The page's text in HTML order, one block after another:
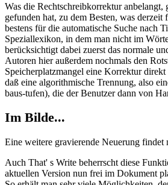
Was die Rechtschreibkorrektur
gefunden hat, zu dem Besten, was
bestens für die automatische Suche nach
Speziallexikon, in dem man nicht im
berücksichtigt dabei zuerst das normale
Autoren hier außerdem nochmals den
Speicherplatzmangel eine Korrektur
daß eine algorithmische Trennung, also
baus-tufen), die der Benutzer dann von
Im Bilde...
Eine weitere gravierende Neuerung
Auch That' s Write beherrscht diese
aktuellen Version nun frei im Dokument